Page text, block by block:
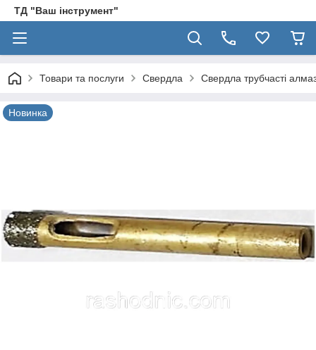
ТД "Ваш інструмент"
Товари та послуги Свердла Свердла трубчасті
Новинка